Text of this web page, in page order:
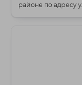
районе по адресу